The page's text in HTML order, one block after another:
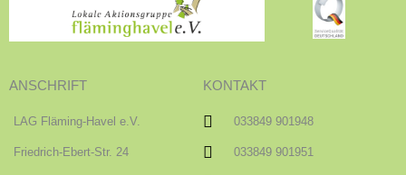
ANSCHRIFT
LAG Fläming-Havel e.V.
Friedrich-Ebert-Str. 24
KONTAKT
033849 901948
033849 901951